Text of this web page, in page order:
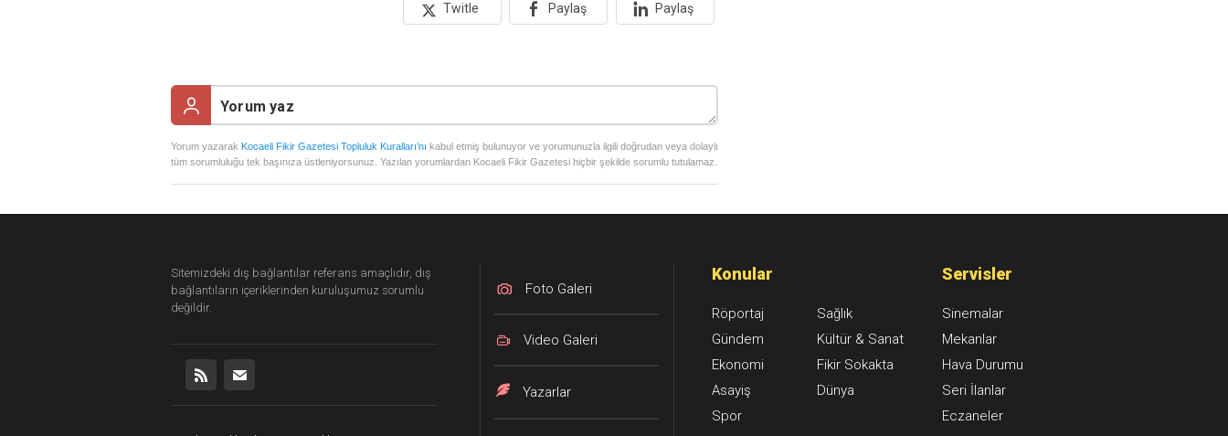
Twitle Paylaş Paylaş
Yorum yazarak Kocaeli Fikir Gazetesi Topluluk Kuralları’nı kabul etmiş bulunuyor ve yorumunuzla ilgili doğrudan veya dolaylı
tüm sorumluluğu tek başınıza üstleniyorsunuz. Yazılan yorumlardan Kocaeli Fikir Gazetesi hiçbir şekilde sorumlu tutulamaz.
Sitemizdeki dış bağlantılar referans amaçlıdır, dış
bağlantıların içeriklerinden kuruluşumuz sorumlu
değildir.
Foto Galeri
Video Galeri
Yazarlar
Konular
Röportaj
Gündem
Ekonomi
Asayiş
Spor
Sağlık
Kültür & Sanat
Fikir Sokakta
Dünya
Servisler
Sinemalar
Mekanlar
Hava Durumu
Seri İlanlar
Eczaneler